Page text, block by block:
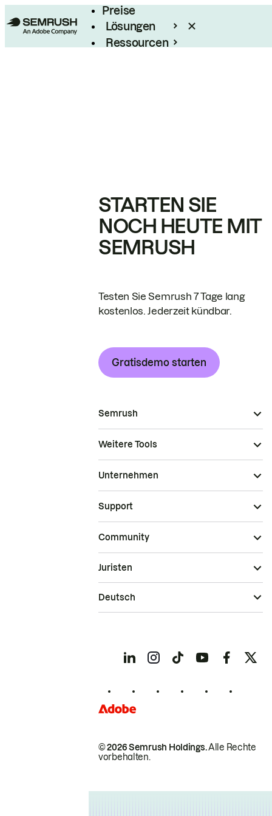
Preise
Lösungen
Ressourcen
STARTEN SIE
NOCH HEUTE MIT
SEMRUSH
Testen Sie Semrush 7 Tage lang
kostenlos. Jederzeit kündbar.
Gratisdemo starten
Semrush
Weitere Tools
Unternehmen
Support
Community
© 2026 Semrush Holdings.Alle Rechte
vorbehalten.
Juristen
Deutsch